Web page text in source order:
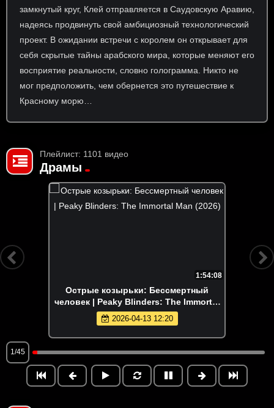
замкнутый круг, Клей отправляется в Саудовскую Аравию,
надеясь продвинуть свой амбициозный технологический
проект. В ожидании встречи с королем он открывает для
себя скрытые тайны арабского мира, которые меняют его
восприятие реальности, словно голограмма. Никто не
мог предположить, чем обернется это путешествие к
Красному морю…
Плейлист: 1101 видео
Драмы
1:54:08
Острые козырьки: Бессмертный
человек | Peaky Blinders: The Immortal
Man (2026)
2026-04-13 12:20
1/45